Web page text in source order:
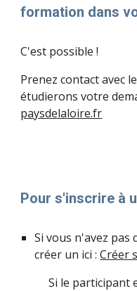
formation dans
C'est possible !
Prenez contact avec
étudierons votre
paysdelaloire.fr
Pour s'inscrire à
Si vous n'avez pas
créer un ici :Créer
Si le participant